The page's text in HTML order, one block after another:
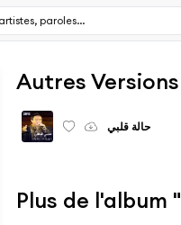
Autres Versions
حالة قلبي